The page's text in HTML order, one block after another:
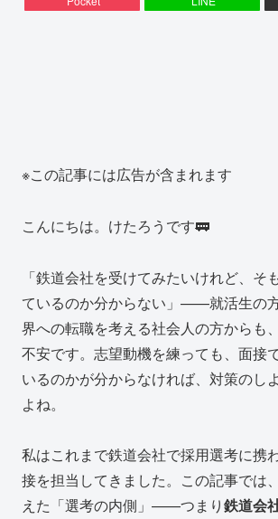
※この記事には広告が含まれます
こんにちは。けたろうです🚃
「鉄道会社を受けてみたいけれど、そ
ているのか分からない」——就活生の
界への転職を考える社会人の方からも
不安です。志望動機を練っても、面接
いるのかが分からなければ、対策のし
よね。
私はこれまで鉄道会社で採用選考に携
接を担当してきました。この記事では
えた「選考の内側」——つまり鉄道会